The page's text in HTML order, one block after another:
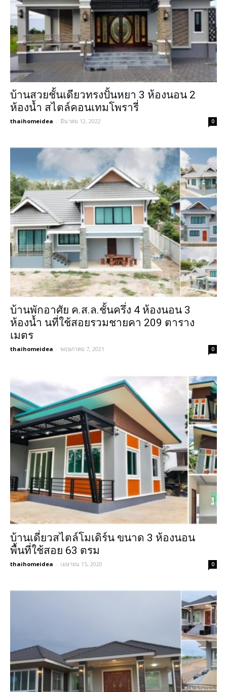
บ้านสวยชั้นเดียวทรงปั้นหยา 3 ห้องนอน 2
ห้องน้ำ สไตล์คอนเทมโพรารี่
thaihomeidea - มีนาคม 12, 2022 0
บ้านพักอาศัย ค.ส.ล.ชั้นครึ่ง 4 ห้องนอน 3
ห้องน้ำ นที่ใช้สอยรวมชายคา 209 ตาราง
เมตร
thaihomeidea - พฤษภาคม 7, 2021 0
บ้านเดี่ยวสไตล์โมเดิร์น ขนาด 3 ห้องนอน
พื้นที่ใช้สอย 63 ตรม
thaihomeidea - เมษายน 15, 2020 0